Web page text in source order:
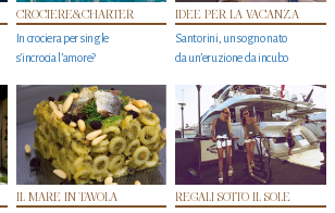
CROCIERE&CHARTER
In crociera per single
s'incrocia l’amore?
IDEE PER LA VACANZA
Santorini, un sogno nato
da un’eruzione da incubo
IL MARE IN TAVOLA REGALI SOTTO IL SOLE